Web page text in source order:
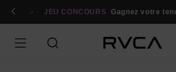
GRILLE
Se connecter / s'inscrire
JEU CONCOURS Gagnez votre